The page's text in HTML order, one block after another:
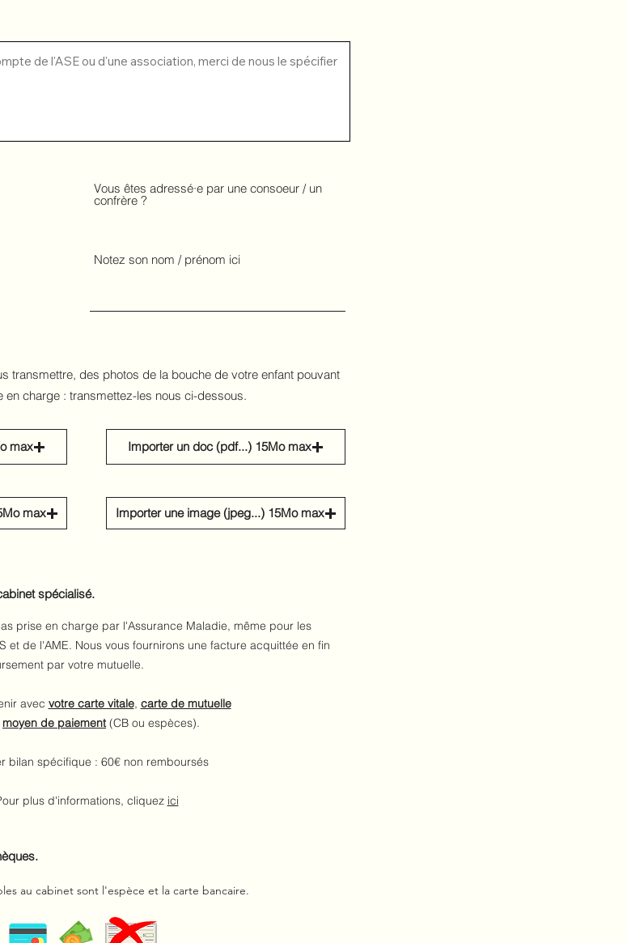
Vous êtes adressé·e par une consoeur / un
confrère ?
transmettre, des photos de la bouche de votre enfant pouvant
en charge : transmettez-les nous ci-dessous.
max
max
Importer un doc (pdf...) 15Mo max
Importer une image (jpeg...) 15Mo max
spécialisé.
prise en charge par l'Assurance Maladie, même pour les
et de l'AME. Nous vous fournirons une facture acquittée en fin
par votre mutuelle.
avec votre carte vitale, carte de mutuelle
moyen de paiement(CB ou espèces).
bilan spécifique : 60€ non remboursés
plus d'informations, cliquez ici
au cabinet sont l'espèce et la carte bancaire.